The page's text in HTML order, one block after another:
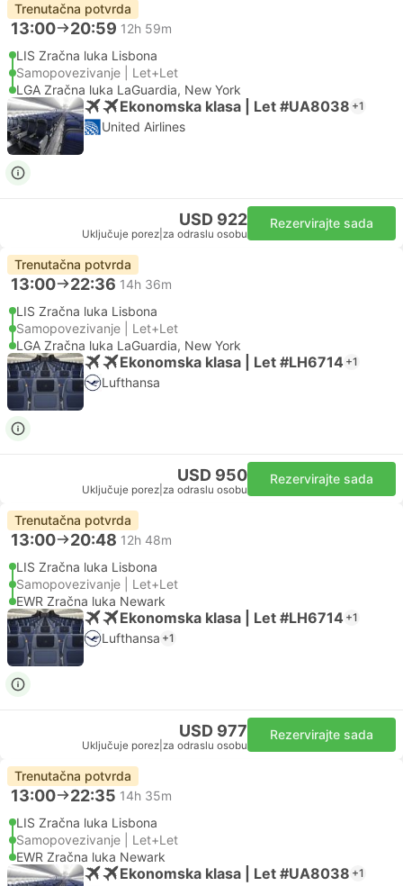
Trenutačna potvrda
13:00 20:59 12h 59m
LIS Zračna luka Lisbona
Samopovezivanje | Let+Let
LGA Zračna luka LaGuardia, New York
Ekonomska klasa | Let #UA8038 +1
United Airlines
USD 922
Uključuje porez za odraslu osobu
Rezervirajte sada
Trenutačna potvrda
13:00 22:36 14h 36m
LIS Zračna luka Lisbona
Samopovezivanje | Let+Let
LGA Zračna luka LaGuardia, New York
Ekonomska klasa | Let #LH6714 +1
Lufthansa
USD 950
Uključuje porez za odraslu osobu
Rezervirajte sada
Trenutačna potvrda
13:00 20:48 12h 48m
LIS Zračna luka Lisbona
Samopovezivanje | Let+Let
EWR Zračna luka Newark
Ekonomska klasa | Let #LH6714 +1
Lufthansa +1
USD 977
Uključuje porez za odraslu osobu
Rezervirajte sada
Trenutačna potvrda
13:00 22:35 14h 35m
LIS Zračna luka Lisbona
Samopovezivanje | Let+Let
EWR Zračna luka Newark
Ekonomska klasa | Let #UA8038 +1